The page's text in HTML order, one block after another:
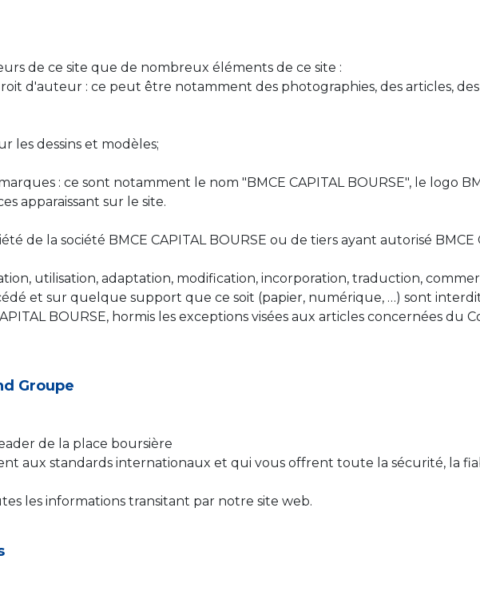
de ce site que de nombreux éléments de ce site :
d'auteur : ce peut être notamment des photographies, des articles, des
les dessins et modèles;
: ce sont notamment le nom "BMCE CAPITAL BOURSE", le logo
apparaissant sur le site.
de la société BMCE CAPITAL BOURSE ou de tiers ayant autorisé BMCE
utilisation, adaptation, modification, incorporation, traduction,
et sur quelque support que ce soit (papier, numérique, …) sont
BOURSE, hormis les exceptions visées aux articles concernées du
Groupe
de la place boursière
aux standards internationaux et qui vous offrent toute la sécurité, la
les informations transitant par notre site web.